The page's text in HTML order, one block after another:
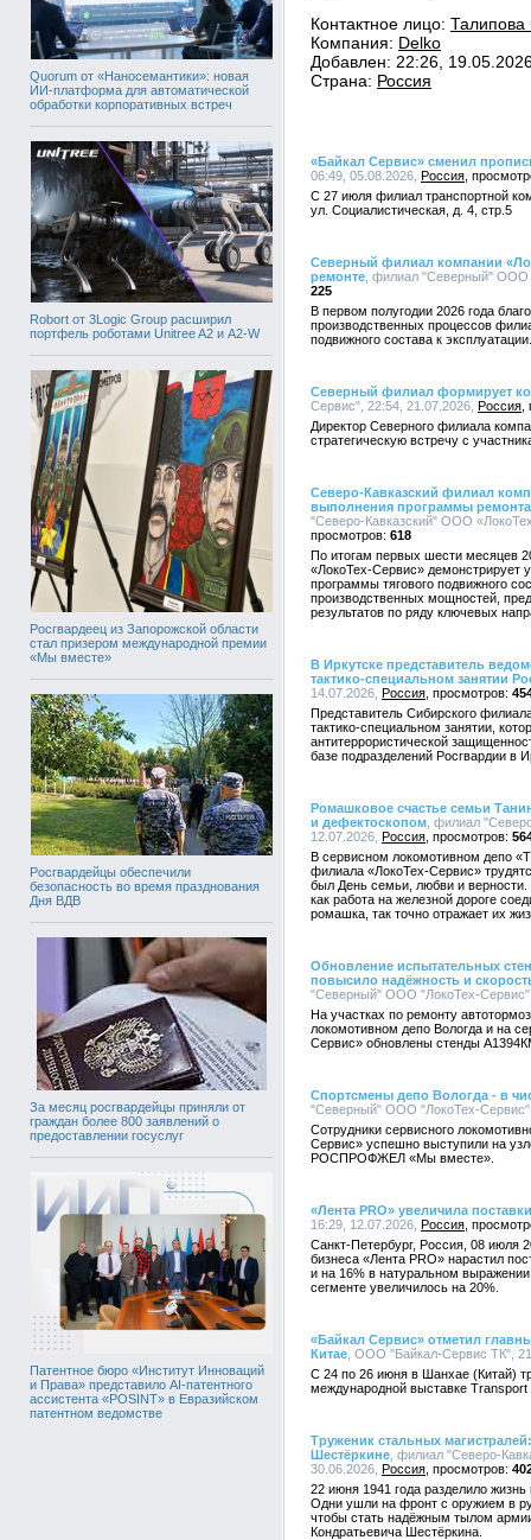
Quorum от «Наносемантики»: новая
ИИ-платформа для автоматической
обработки корпоративных встреч
Robort от 3Logic Group расширил
портфель роботами Unitree A2 и A2-W
Росгвардеец из Запорожской области
стал призером международной премии
«Мы вместе»
Росгвардейцы обеспечили
безопасность во время празднования
Дня ВДВ
За месяц росгвардейцы приняли от
граждан более 800 заявлений о
предоставлении госуслуг
Патентное бюро «Институт Инноваций
и Права» представило AI-патентного
ассистента «POSINT» в Евразийском
патентном ведомстве
Контактное лицо: Талипова
Компания: Delko
Добавлен: 22:26,
Страна: Россия
«Байкал Сервис» сменил
06:49, 05.08.2026, Россия
С 27 июля филиал транспортной
ул. Социалистическая, д. 4, стр.5
Северный филиал компании
ремонте , филиал "Северный" ООО
225
В первом полугодии 2026 года
производственных процессов
подвижного состава к эксплуатации.
Северный филиал формирует
Сервис", 22:54, 21.07.2026, Россия
Директор Северного филиала
стратегическую встречу с
Северо-Кавказский филиал
выполнения программы ремонта
"Северо-Кавказский" ООО
618
По итогам первых шести месяцев
«ЛокоТех-Сервис» демонстрирует
программы тягового подвижного
производственных мощностей,
результатов по ряду ключевых
В Иркутске представитель
тактико-специальном занятии
14.07.2026, Россия
Представитель Сибирского
тактико-специальном занятии,
антитеррористической
базе подразделений Росгвардии в
Ромашковое счастье семьи
и дефектоскопом , филиал
12.07.2026, Россия
В сервисном локомотивном депо
филиала «ЛокоТех-Сервис»
был День семьи, любви и
как работа на железной дороге
ромашка, так точно отражает их
Обновление испытательных
повысило надёжность и
"Северный" ООО "ЛокоТех-
На участках по ремонту
локомотивном депо Вологда и на
Сервис» обновлены стенды
Спортсмены депо Вологда - в
"Северный" ООО "ЛокоТех-
Сотрудники сервисного
Сервис» успешно выступили на
РОСПРОФЖЕЛ «Мы вместе».
«Лента PRO» увеличила
16:29, 12.07.2026, Россия
Санкт-Петербург, Россия, 08 июля
бизнеса «Лента PRO» нарастил
и на 16% в натуральном
сегменте увеличилось на 20%.
«Байкал Сервис» отметил
Китае , ООО "Байкал-Сервис ТК",
С 24 по 26 июня в Шанхае (Китай)
международной выставке Transport
Труженик стальных
Шестёркине , филиал "Северо-
30.06.2026, Россия
22 июня 1941 года разделило
Одни ушли на фронт с оружием в
чтобы стать надёжным тылом
Кондратьевича Шестёркина.